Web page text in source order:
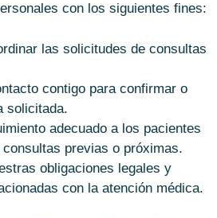
con los siguientes fines:
las solicitudes de consultas
contigo para confirmar o
solicitada.
adecuado a los pacientes
previas o próximas.
obligaciones legales y
con la atención médica.